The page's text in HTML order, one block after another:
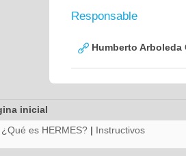
Responsable
Humberto Arboleda
inicial
¿Qué es HERMES? | Instructivos